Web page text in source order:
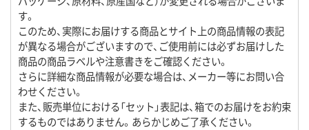
す。
このため、実際にお届けする商品とサイト上の商品情報の表記
が異なる場合がございますので、ご使用前には必ずお届けした
商品の商品ラベルや注意書きをご確認ください。
さらに詳細な商品情報が必要な場合は、メーカー等にお問い合
わせください。
また、販売単位における「セット」表記は、箱でのお届けをお約束
するものではありません。あらかじめご了承ください。